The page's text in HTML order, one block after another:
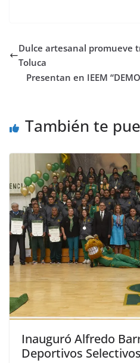
Dulce artesanal promueve
Toluca
Presentan en IEEM
También te
Inauguró Alfredo
Deportivos